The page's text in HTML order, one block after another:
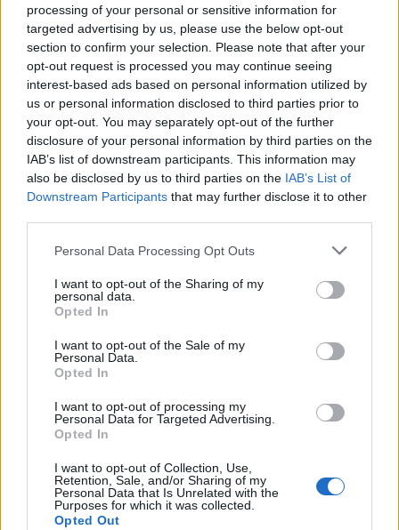
processing of your personal or sensitive information for
targeted advertising by us, please use the below opt-out
section to confirm your selection. Please note that after your
opt-out request is processed you may continue seeing
interest-based ads based on personal information utilized by
us or personal information disclosed to third parties prior to
your opt-out. You may separately opt-out of the further
disclosure of your personal information by third parties on the
IAB’s list of downstream participants. This information may
also be disclosed by us to third parties on the IAB’s List of
Downstream Participants that may further disclose it to other
Personal Data Processing Opt Outs
I want to opt-out of the Sharing of my
personal data.
Opted In
I want to opt-out of the Sale of my
Personal Data.
Opted In
I want to opt-out of processing my
Personal Data for Targeted Advertising.
Opted In
I want to opt-out of Collection, Use,
Retention, Sale, and/or Sharing of my
Personal Data that Is Unrelated with the
Purposes for which it was collected.
Opted Out
08:06
«Τριλογία» επετειακών εκδηλώσεων 160 ετών από την
Αρκαδική Εθελοθυσία
07:59
Τα πρωτοσέλιδα των εφημερίδων
07:52
Σεισμός 5,8 βαθμών στις δυτικές Φιλιππίνες
ένα 24ωρο
Σαουδική Αραβία, Τουρκία και Πακιστάν υπογράφουν
Λογαριασμού Αγροτικής Εστίας
Εορτολόγιο: Ποιοι γιορτάζουν σήμερα 7 Αυγούστου
Νέο Διεθνές Αεροδρόμιο Ηρακλείου: Σήμερα οι